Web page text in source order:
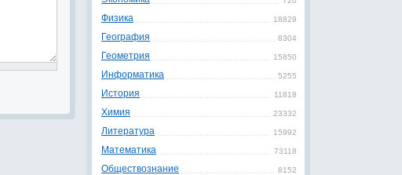
18829
Физика
8304
География
15850
Геометрия
5255
Информатика
11818
История
23332
Химия
15992
Литература
73118
Математика
8152
Обществознание